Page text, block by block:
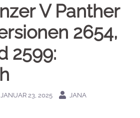
V Panther
2654,
2599:
JANUAR 23, 2025 JANA